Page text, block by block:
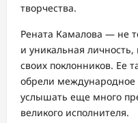
творчества.
Рената Камалова — не
и уникальная личность,
своих поклонников. Ее
обрели
услышать еще много
великого исполнителя.